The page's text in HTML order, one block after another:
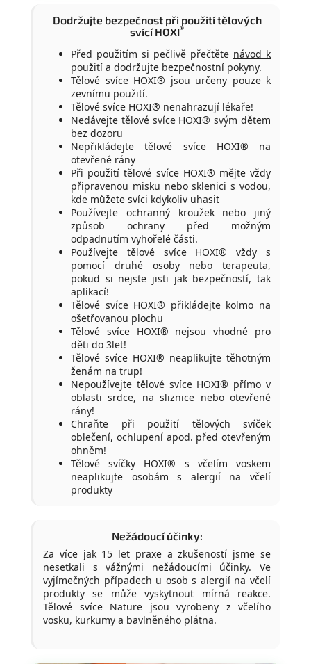
Dodržujte bezpečnost při použití tělových
svící HOXI®
Před použitím si pečlivě přečtěte návod k
použití a dodržujte bezpečnostní pokyny.
Tělové svíce HOXI® jsou určeny pouze k
zevnímu použití.
Tělové svíce HOXI® nenahrazují lékaře!
Nedávejte tělové svíce HOXI® svým dětem
bez dozoru
Nepřikládejte tělové svíce HOXI® na
otevřené rány
Při použití tělové svíce HOXI® mějte vždy
připravenou misku nebo sklenici s vodou,
kde můžete svíci kdykoliv uhasit
Používejte ochranný kroužek nebo jiný
způsob ochrany před možným
odpadnutím vyhořelé části.
Používejte tělové svíce HOXI® vždy s
pomocí druhé osoby nebo terapeuta,
pokud si nejste jisti jak bezpečností, tak
aplikací!
Tělové svíce HOXI® přikládejte kolmo na
ošetřovanou plochu
Tělové svíce HOXI® nejsou vhodné pro
děti do 3let!
Tělové svíce HOXI® neaplikujte těhotným
ženám na trup!
Nepoužívejte tělové svíce HOXI® přímo v
oblasti srdce, na sliznice nebo otevřené
rány!
Chraňte při použití tělových svíček
oblečení, ochlupení apod. před otevřeným
ohněm!
Tělové svíčky HOXI® s včelím voskem
neaplikujte osobám s alergií na včelí
produkty
Nežádoucí účinky:
Za více jak 15 let praxe a zkušeností jsme se
nesetkali s vážnými nežádoucími účinky. Ve
vyjímečných případech u osob s alergií na včelí
produkty se může vyskytnout mírná reakce.
Tělové svíce Nature jsou vyrobeny z včelího
vosku, kurkumy a bavlněného plátna.